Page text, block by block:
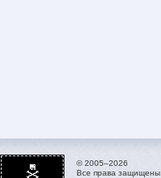
© 2005–2026
Все права защищены.